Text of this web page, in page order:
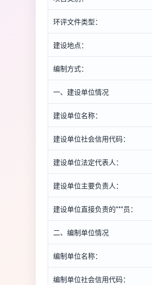
环评文件类型：
建设地点：
编制方式：
一、建设单位情况
建设单位名称：
建设单位社会信用代码：
建设单位法定代表人：
建设单位主要负责人：
建设单位直接负责的***员：
二、编制单位情况
编制单位名称：
编制单位社会信用代码：